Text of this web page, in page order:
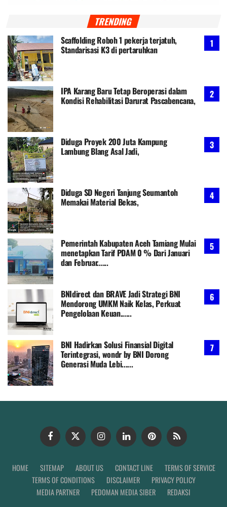
TRENDING
Scaffolding Roboh 1 pekerja terjatuh,
Standarisasi K3 di pertaruhkan
IPA Karang Baru Tetap Beroperasi dalam
Kondisi Rehabilitasi Darurat Pascabencana,
Diduga Proyek 200 Juta Kampung
Lambung Blang Asal Jadi,
Diduga SD Negeri Tanjung Seumantoh
Memakai Material Bekas,
Pemerintah Kabupaten Aceh Tamiang Mulai
menetapkan Tarif PDAM 0 % Dari Januari
dan Februar......
BNIdirect dan BRAVE Jadi Strategi BNI
Mendorong UMKM Naik Kelas, Perkuat
Pengelolaan Keuan......
BNI Hadirkan Solusi Finansial Digital
Terintegrasi, wondr by BNI Dorong
Generasi Muda Lebi......
HOME SITEMAP ABOUT US CONTACT LINE
TERMS OF SERVICE
TERMS OF CONDITIONS
DISCLAIMER
PRIVACY POLICY
MEDIA PARTNER
PEDOMAN MEDIA SIBER REDAKSI